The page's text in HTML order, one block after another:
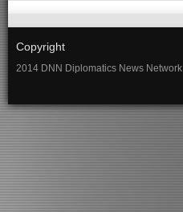
Copyright
2014 DNN Diplomatics News Network